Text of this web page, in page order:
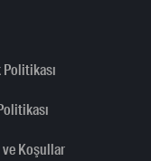
Koşullar